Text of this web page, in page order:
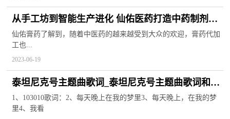
从手工坊到智能生产进化 仙佑医药打造中药制剂未
来
仙佑膏药了解到，随着中医药的越来越受到大众的欢迎，膏药代加
工也...
2023-06-19
泰坦尼克号主题曲歌词_泰坦尼克号主题曲歌词和中
文翻译-今日热讯
1、103010歌词：2、每天晚上在我的梦里3、每天晚上，在我的梦
里4、我看